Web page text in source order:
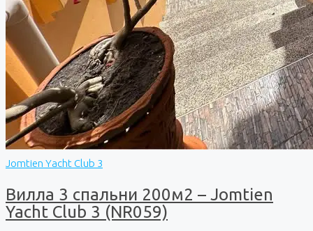
Jomtien Yacht Club 3
Вилла 3 спальни 200м2 – Jomtien
Yacht Club 3 (NR059)